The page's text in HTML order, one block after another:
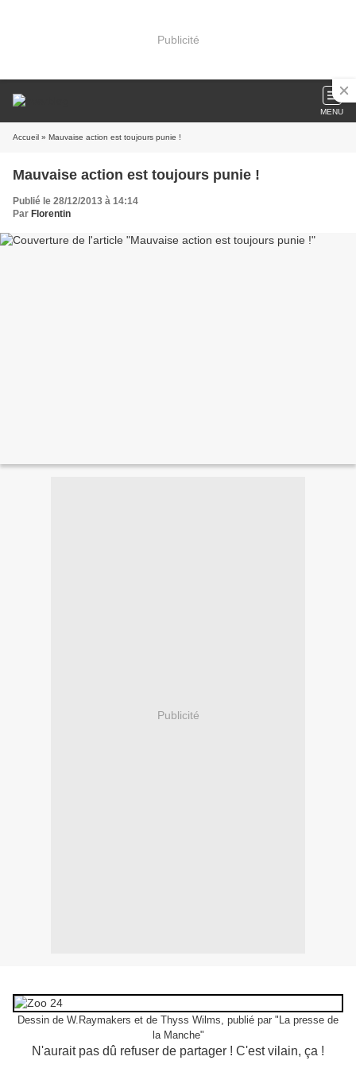
Publicité
MENU
Accueil » Mauvaise action est toujours punie !
Mauvaise action est toujours punie !
Publié le 28/12/2013 à 14:14
Par Florentin
Publicité
Dessin de W.Raymakers et de Thyss Wilms, publié par "La presse de
la Manche"
N'aurait pas dû refuser de partager ! C'est vilain, ça !